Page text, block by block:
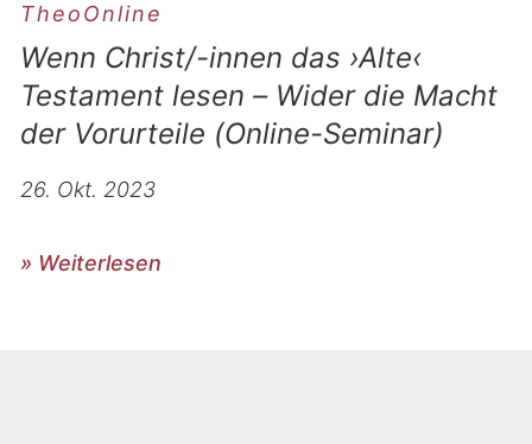
TheoOnline
Wenn Christ/-innen das ›Alte‹
Testament lesen – Wider die Macht
der Vorurteile (Online-Seminar)
26. Okt. 2023
» Weiterlesen